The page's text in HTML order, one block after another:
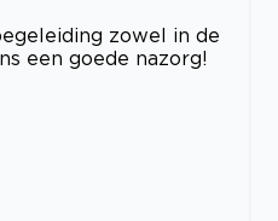
zowel in de
een goede nazorg!